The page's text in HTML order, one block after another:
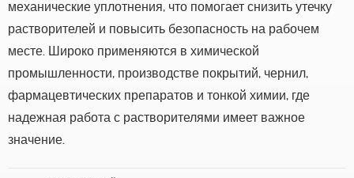
механические уплотнения, что помогает снизить утечку
растворителей и повысить безопасность на рабочем
месте. Широко применяются в химической
промышленности, производстве покрытий, чернил,
фармацевтических препаратов и тонкой химии, где
надежная работа с растворителями имеет важное
значение.